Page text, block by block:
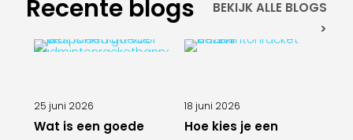
Recente blogs
BEKIJK ALLE BLOGS
>
25 juni 2026
Wat is een goede
18 juni 2026
Hoe kies je een